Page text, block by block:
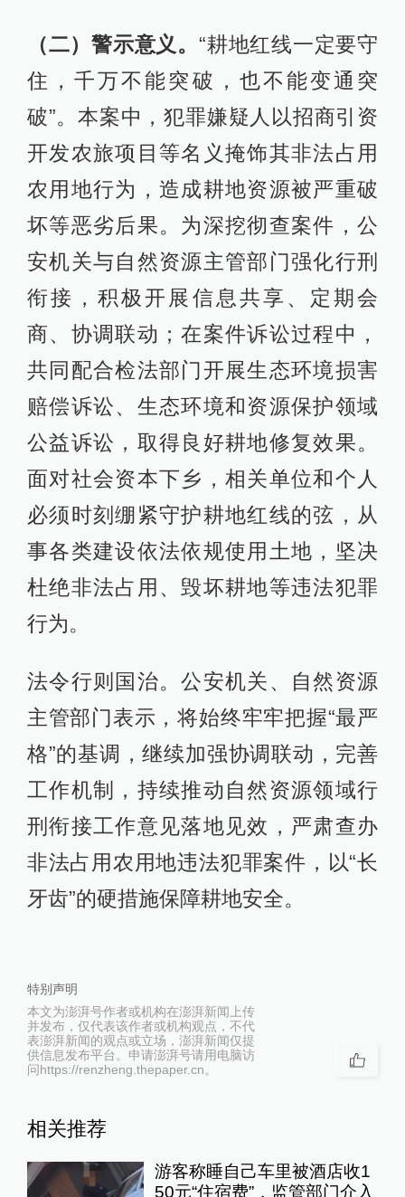
（二）警示意义。 “耕地红线一定要守
住，千万不能突破，也不能变通突
破”。本案中，犯罪嫌疑人以招商引资
开发农旅项目等名义掩饰其非法占用
农用地行为，造成耕地资源被严重破
坏等恶劣后果。为深挖彻查案件，公
安机关与自然资源主管部门强化行刑
衔接，积极开展信息共享、定期会
商、协调联动；在案件诉讼过程中，
共同配合检法部门开展生态环境损害
赔偿诉讼、生态环境和资源保护领域
公益诉讼，取得良好耕地修复效果。
面对社会资本下乡，相关单位和个人
必须时刻绷紧守护耕地红线的弦，从
事各类建设依法依规使用土地，坚决
杜绝非法占用、毁坏耕地等违法犯罪
行为。
法令行则国治。公安机关、自然资源
主管部门表示，将始终牢牢把握“最严
格”的基调，继续加强协调联动，完善
工作机制，持续推动自然资源领域行
刑衔接工作意见落地见效，严肃查办
非法占用农用地违法犯罪案件，以“长
牙齿”的硬措施保障耕地安全。
特别声明
本文为澎湃号作者或机构在澎湃新闻上传
并发布，仅代表该作者或机构观点，不代
表澎湃新闻的观点或立场，澎湃新闻仅提
供信息发布平台。申请澎湃号请用电脑访
问https://renzheng.thepaper.cn。
相关推荐
游客称睡自己车里被酒店收1
50元“住宿费”，监管部门介入